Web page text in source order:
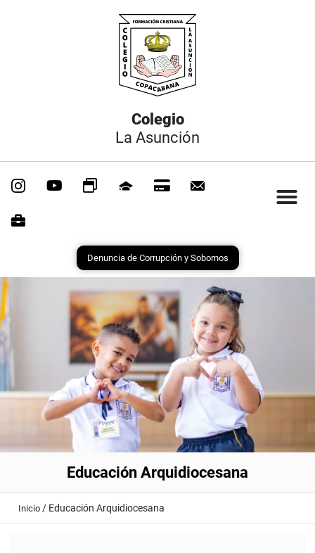
Colegio
La Asunción
Denuncia de Corrupción y Sobornos
Educación Arquidiocesana
Inicio / Educación Arquidiocesana